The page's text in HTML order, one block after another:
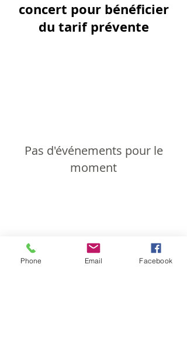
concert pour bénéficier
du tarif prévente
Pas d'événements pour le
moment
Phone Email Facebook